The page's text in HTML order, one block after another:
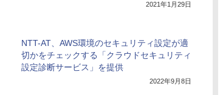
2021年1月29日
NTT-AT、AWS環境のセキュリティ設定が適
切かをチェックする「クラウドセキュリティ
設定診断サービス」を提供
2022年9月8日